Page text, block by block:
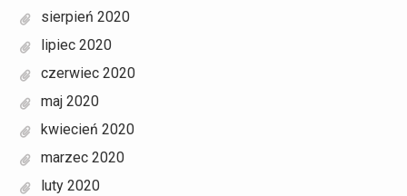
sierpień 2020
lipiec 2020
czerwiec 2020
maj 2020
kwiecień 2020
marzec 2020
luty 2020